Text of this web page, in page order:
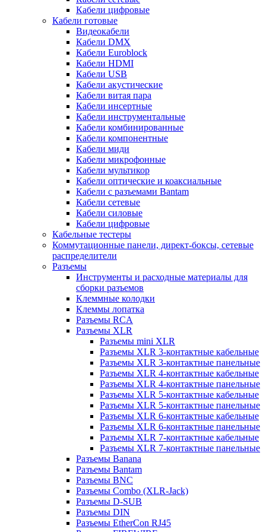
Кабели цифровые
Кабели готовые
Видеокабели
Кабели DMX
Кабели Euroblock
Кабели HDMI
Кабели USB
Кабели акустические
Кабели витая пара
Кабели инсертные
Кабели инструментальные
Кабели комбинированные
Кабели компонентные
Кабели миди
Кабели микрофонные
Кабели мультикор
Кабели оптические и коаксиальные
Кабели с разъемами Bantam
Кабели сетевые
Кабели силовые
Кабели цифровые
Кабельные тестеры
Коммутационные панели, директ-боксы, сетевые
распределители
Разъемы
Инструменты и расходные материалы для
сборки разъемов
Клеммные колодки
Клеммы лопатка
Разъемы RCA
Разъемы XLR
Разъемы mini XLR
Разъемы XLR 3-контактные кабельные
Разъемы XLR 3-контактные панельные
Разъемы XLR 4-контактные кабельные
Разъемы XLR 4-контактные панельные
Разъемы XLR 5-контактные кабельные
Разъемы XLR 5-контактные панельные
Разъемы XLR 6-контактные кабельные
Разъемы XLR 6-контактные панельные
Разъемы XLR 7-контактные кабельные
Разъемы XLR 7-контактные панельные
Разъемы Banana
Разъемы Bantam
Разъемы BNC
Разъемы Combo (XLR-Jack)
Разъемы D-SUB
Разъемы DIN
Разъемы EtherCon RJ45